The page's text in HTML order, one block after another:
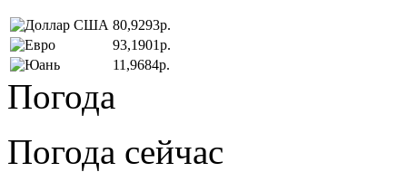
80,9293р.
93,1901р.
11,9684р.
Погода
Погода сейчас